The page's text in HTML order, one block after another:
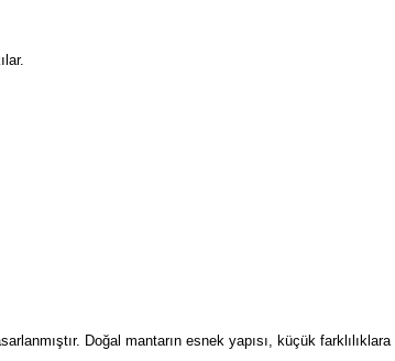
Doğal mantarın esnek yapısı, küçük farklılıklara